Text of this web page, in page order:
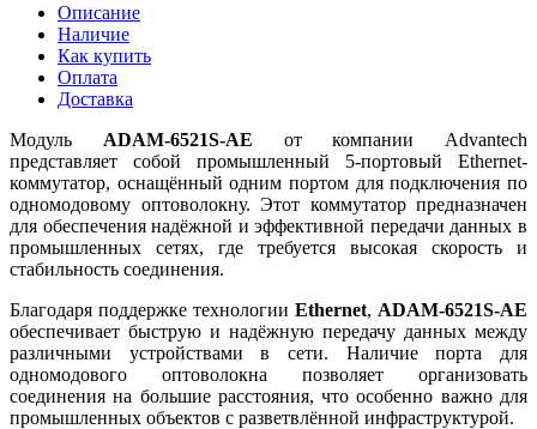
Описание
Наличие
Как купить
Оплата
Доставка
Модуль ADAM-6521S-AE от компании Advantech
представляет собой промышленный 5-портовый Ethernet-
коммутатор, оснащённый одним портом для подключения по
одномодовому оптоволокну. Этот коммутатор предназначен
для обеспечения надёжной и эффективной передачи данных в
промышленных сетях, где требуется высокая скорость и
стабильность соединения.
Благодаря поддержке технологии Ethernet, ADAM-6521S-AE
обеспечивает быструю и надёжную передачу данных между
различными устройствами в сети. Наличие порта для
одномодового оптоволокна позволяет организовать
соединения на большие расстояния, что особенно важно для
промышленных объектов с разветвлённой инфраструктурой.